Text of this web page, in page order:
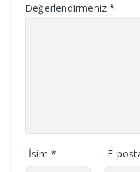
Değerlendirmeniz*
İsim * E-